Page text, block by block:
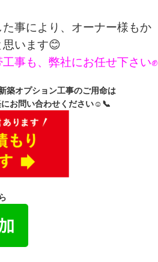
事により、オーナー様もか
います😊
事も、弊社にお任せ下さい✊
築オプション工事のご用命は
お問い合わせください☺️📞